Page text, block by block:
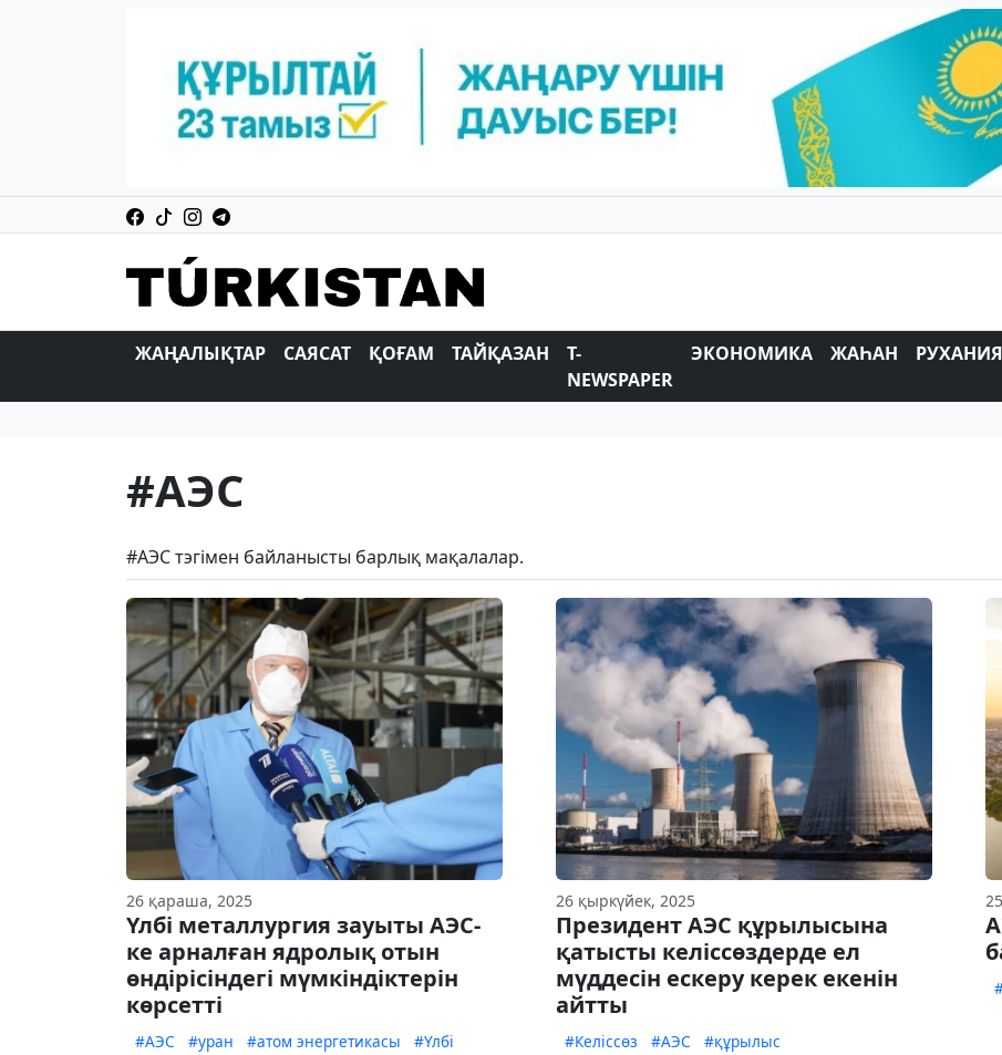
ЖАҢАЛЫҚТАР САЯСАТ ҚОҒАМ ТАЙҚАЗАН
T-
NEWSPAPER
ЭКОНОМИКА ЖАҺАН
#АЭС
#АЭС тэгімен байланысты барлық мақалалар.
26 қараша, 2025
Үлбі металлургия зауыты АЭС-
ке арналған ядролық отын
өндірісіндегі мүмкіндіктерін
көрсетті
#АЭС #уран #атом энергетикасы
#Үлбі
26 қыркүйек, 2025
Президент АЭС құрылысына
қатысты келіссөздерде ел
мүддесін ескеру керек екенін
айтты
#Келіссөз #АЭС #құрылыс